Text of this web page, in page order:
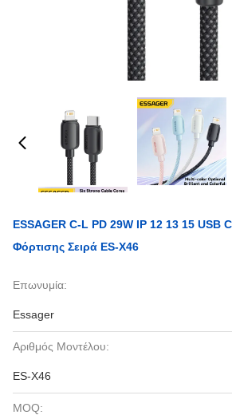
ESSAGER C-L PD 29W IP 12 13 15 USB
Φόρτισης Σειρά ES-X46
Επωνυμία:
Essager
Αριθμός Μοντέλου:
ES-X46
MOQ: